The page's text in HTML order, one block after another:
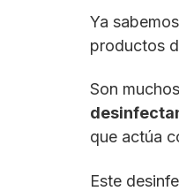
Ya
productos
Son
que actúa
Este